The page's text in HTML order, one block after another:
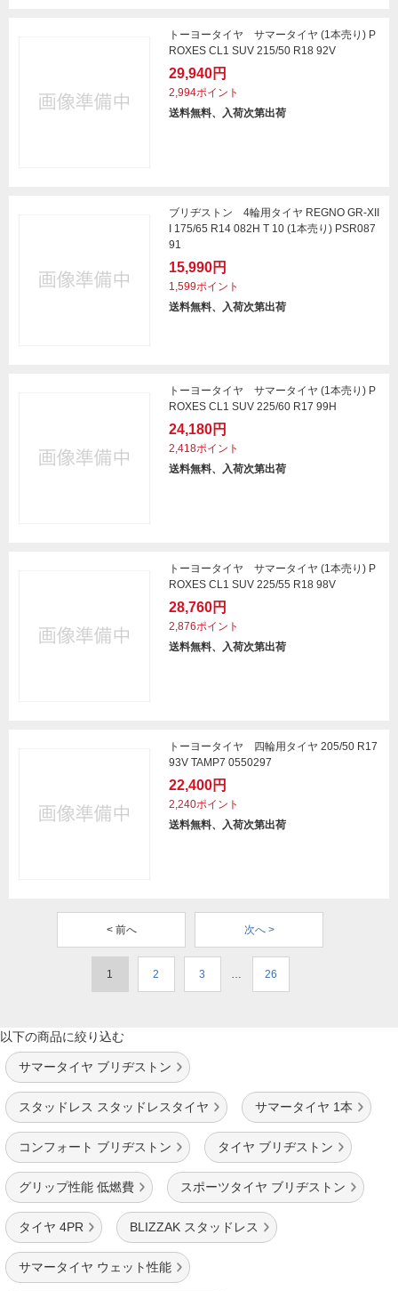
トーヨータイヤ サマータイヤ (1本売り) P
ROXES CL1 SUV 215/50 R18 92V
29,940円
2,994ポイント
送料無料、入荷次第出荷
ブリヂストン 4輪用タイヤ REGNO GR-XII
I 175/65 R14 082H T 10 (1本売り) PSR087
91
15,990円
1,599ポイント
送料無料、入荷次第出荷
トーヨータイヤ サマータイヤ (1本売り) P
ROXES CL1 SUV 225/60 R17 99H
24,180円
2,418ポイント
送料無料、入荷次第出荷
トーヨータイヤ サマータイヤ (1本売り) P
ROXES CL1 SUV 225/55 R18 98V
28,760円
2,876ポイント
送料無料、入荷次第出荷
トーヨータイヤ 四輪用タイヤ 205/50 R17
93V TAMP7 0550297
22,400円
2,240ポイント
送料無料、入荷次第出荷
< 前へ 次へ >
1 2 3 … 26
以下の商品に絞り込む
サマータイヤ ブリヂストン
スタッドレス スタッドレスタイヤ サマータイヤ 1本
コンフォート ブリヂストン タイヤ ブリヂストン
グリップ性能 低燃費 スポーツタイヤ ブリヂストン
タイヤ 4PR BLIZZAK スタッドレス
サマータイヤ ウェット性能